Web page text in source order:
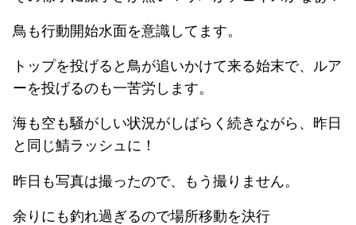
鳥も行動開始水面を意識してます。
トップを投げると鳥が追いかけて来る始末で、ルア
ーを投げるのも一苦労します。
海も空も騒がしい状況がしばらく続きながら、昨日
と同じ鯖ラッシュに！
昨日も写真は撮ったので、もう撮りません。
余りにも釣れ過ぎるので場所移動を決行